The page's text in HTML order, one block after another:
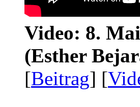
Video: 8.
(Esther
[Beitrag] [